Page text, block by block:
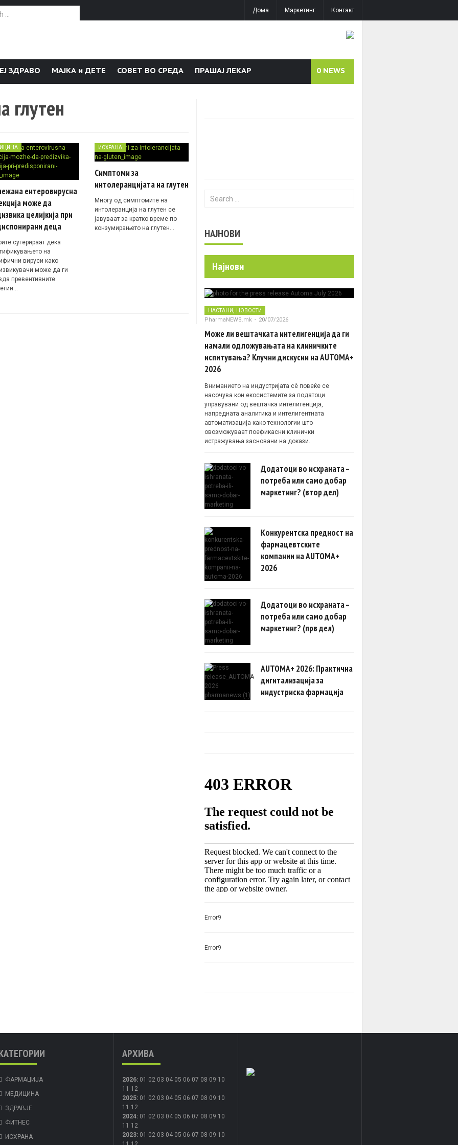
Дома Маркетинг Контакт
ЗДРАВО МАЈКА и ДЕТЕ СОВЕТ ВО СРЕДА ПРАШАЈ ЛЕКАР 0 NEWS
глутен
eнтеровирусна
може да
целијкија при
деца
сугерираат дека
на
вируси како
може да ги
превентивните
ИСХРАНА
Симптоми за
интолеранцијата на глутен
Многу од симптомите на
интолеранција на глутен се
јавуваат за кратко време по
конзумирањето на глутен…
Search for:
НАЈНОВИ
Најнови
НАСТАНИ , НОВОСТИ
PharmaNEWS.mk - 20/07/2026
Може ли вештачката интелигенција да ги
намали одложувањата на клиничките
испитувања? Клучни дискусии на AUTOMA+
2026
Вниманието на индустријата сè повеќе се
насочува кон екосистемите за податоци
управувани од вештачка интелигенција,
напредната аналитика и интелигентната
автоматизација како технологии што
овозможуваат поефикасни клинички
истражувања засновани на докази.
Додатоци во исхраната –
потреба или само добар
маркетинг? (втор дел)
Конкурентска предност на
фармацевтските
компании на AUTOMA+
2026
Додатоци во исхраната –
потреба или само добар
маркетинг? (прв дел)
AUTOMA+ 2026: Практична
дигитализација за
индустриска фармација
Error9
Error9
ФАРМАЦИЈА
МЕДИЦИНА
ЗДРАВЈЕ
ФИТНЕС
ИСХРАНА
АРХИВА
2026: 01 02 03 04 05 06 07 08 09 10
11 12
2025: 01 02 03 04 05 06 07 08 09 10
11 12
2024: 01 02 03 04 05 06 07 08 09 10
11 12
2023: 01 02 03 04 05 06 07 08 09 10